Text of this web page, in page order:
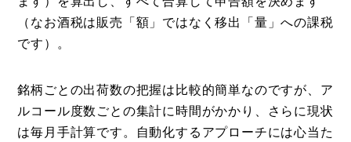
（なお酒税は販売「額」ではなく移出「量」への課税
です）。
銘柄ごとの出荷数の把握は比較的簡単なのですが、ア
ルコール度数ごとの集計に時間がかかり、さらに現状
は毎月手計算です。自動化するアプローチには心当た